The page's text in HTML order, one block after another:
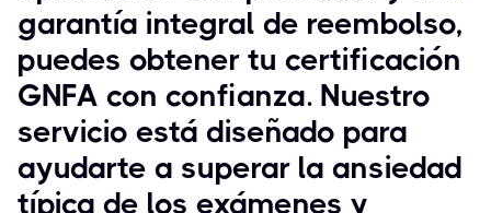
garantía integral de reembolso,
puedes obtener tu certificación
GNFA con confianza. Nuestro
servicio está diseñado para
ayudarte a superar la ansiedad
típica de los exámenes y